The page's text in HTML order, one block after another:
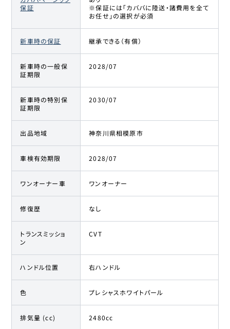
保証
※保証には「カババに陸送・諸費用を全て
お任せ」の選択が必須
新車時の保証 継承できる（有償）
新車時の一般保
証期限
2028/07
新車時の特別保
証期限
2030/07
出品地域 神奈川県相模原市
車検有効期限 2028/07
ワンオーナー車 ワンオーナー
修復歴 なし
トランスミッショ
ン
CVT
ハンドル位置 右ハンドル
色 プレシャスホワイトパール
排気量 (cc) 2480cc